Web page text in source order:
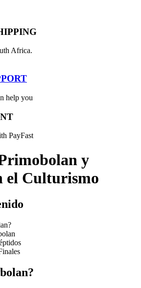
Africa.
help you
PayFast
y
el Culturismo